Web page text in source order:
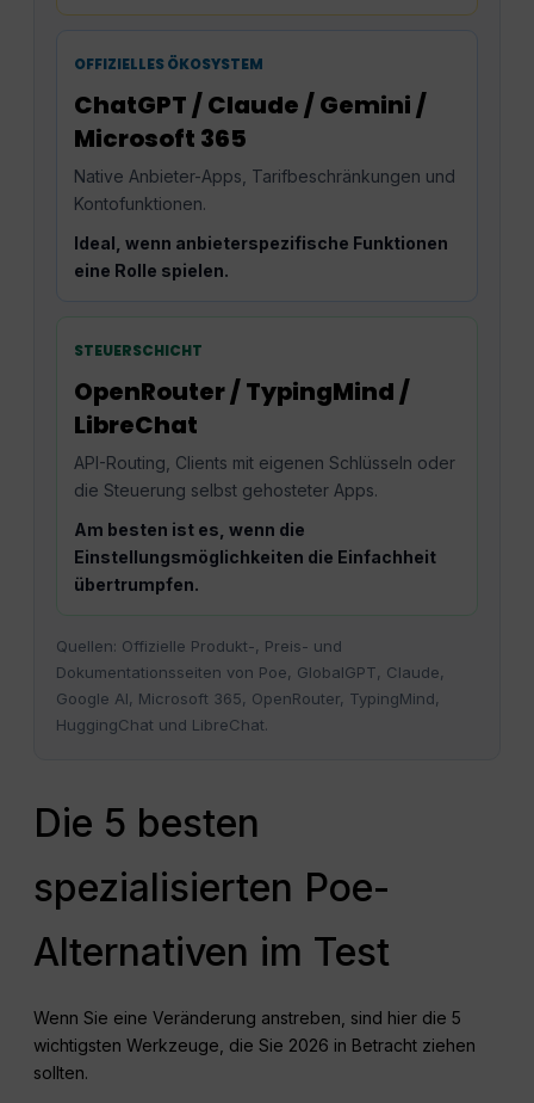
OFFIZIELLES ÖKOSYSTEM
ChatGPT / Claude / Gemini /
Microsoft 365
Native Anbieter-Apps, Tarifbeschränkungen und
Kontofunktionen.
Ideal, wenn anbieterspezifische Funktionen
eine Rolle spielen.
STEUERSCHICHT
OpenRouter / TypingMind /
LibreChat
API-Routing, Clients mit eigenen Schlüsseln oder
die Steuerung selbst gehosteter Apps.
Am besten ist es, wenn die
Einstellungsmöglichkeiten die Einfachheit
übertrumpfen.
Quellen: Offizielle Produkt-, Preis- und
Dokumentationsseiten von Poe, GlobalGPT, Claude,
Google AI, Microsoft 365, OpenRouter, TypingMind,
HuggingChat und LibreChat.
Die 5 besten
spezialisierten Poe-
Alternativen im Test
Wenn Sie eine Veränderung anstreben, sind hier die 5
wichtigsten Werkzeuge, die Sie 2026 in Betracht ziehen
sollten.